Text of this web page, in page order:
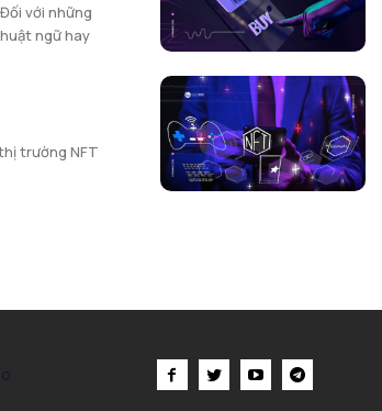
với những
ngữ hay
trường NFT